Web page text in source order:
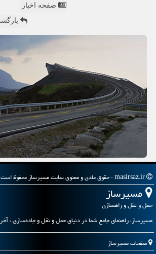
صفحه اخبار
مسیرساز
حمل و نقل و راهسازی
مسیرساز، راهنمای جامع شما در دنیای حمل و نقل و جاده‌سازی ،
صفحات مسیرساز